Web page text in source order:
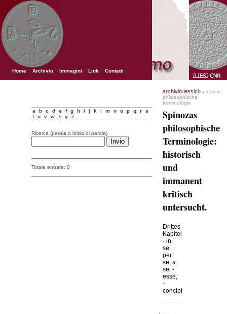
Home Archivio Immagini Link Contatti
a b c d e f g h i j k l m n o p q r
s
t
u v w x y z
Ricerca (parola o inizio di parola)
Totale entrate: 0
archivio/lessici/spinozas
philosophische
terminologie
Spinozas
philosophische
Terminologie:
historisch
und
immanent
kritisch
untersucht.
Drittes
Kapitel
- in
se,
per
se, a
se, -
esse,
-
concipi